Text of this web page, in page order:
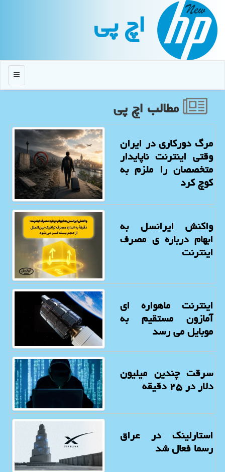
اچ پی
منو
مطالب اچ پی
مرگ دورکاری در ایران
وقتی اینترنت ناپایدار
متخصصان را ملزم به
کوچ کرد
واکنش ایرانسل به
ابهام درباره ی مصرف
اینترنت
اینترنت ماهواره ای
آمازون مستقیم به
موبایل می رسد
سرقت چندین میلیون
دلار در ۲۵ دقیقه
استارلینک در عراق
رسما فعال شد